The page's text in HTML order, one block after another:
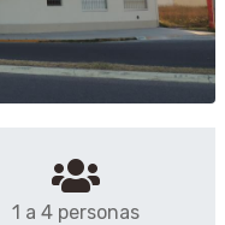
1 a 4 personas